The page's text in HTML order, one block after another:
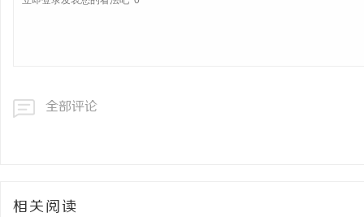
全部评论
相关阅读